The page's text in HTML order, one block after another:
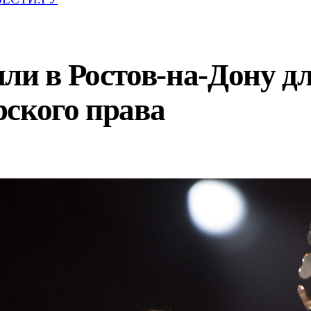
в Ростов-на-Дону
права